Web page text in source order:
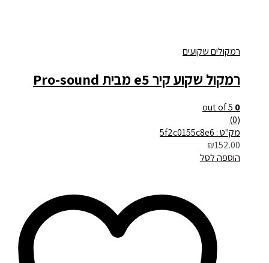
רמקולים שקועים
רמקול שקוע קיר e5 מבית Pro-sound
0
out of 5
מק"ט : 5f2c0155c8e6
₪152.00
הוספה לסל